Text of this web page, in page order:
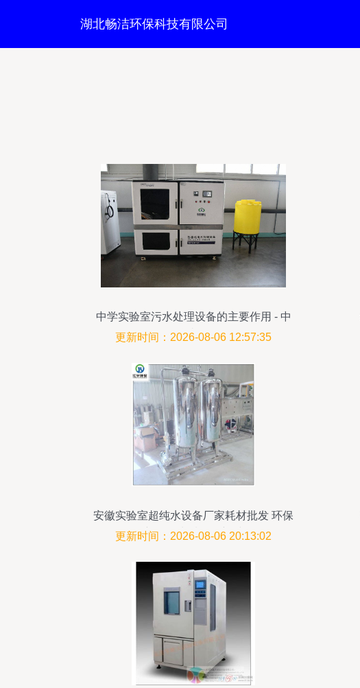
湖北畅洁环保科技有限公司
中学实验室污水处理设备的主要作用 - 中
科瑞沃 |
更新时间：2026-08-06 12:57:35
安徽实验室超纯水设备厂家耗材批发 环保
创新引领水质净化新时代
更新时间：2026-08-06 20:13:02